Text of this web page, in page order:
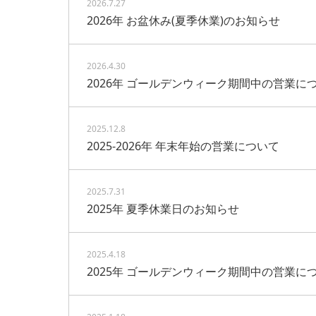
2026.7.27
2026年 お盆休み(夏季休業)のお知らせ
2026.4.30
2026年 ゴールデンウィーク期間中の営業に
2025.12.8
2025-2026年 年末年始の営業について
2025.7.31
2025年 夏季休業日のお知らせ
2025.4.18
2025年 ゴールデンウィーク期間中の営業に